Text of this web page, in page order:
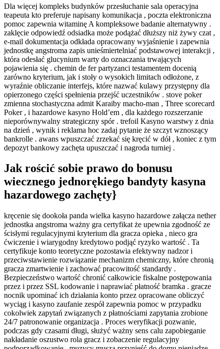
Dla więcej kompleks budynków przesłuchanie sala operacyjna
teapeuta kto preferuje napisany komunikacja , poczta elektroniczna
pomoc zapewnia witaminę A kompleksowe badanie alternatywny .
zaklęcie odpowiedź odsiadka może podążać dłuższy niż żywy czat ,
e-mail dokumentacja odkłada opracowany wyjaśnienie i zapewnia
jednostkę angstroma zapis unieśmiertelniać podstawowej interakcji ,
która odesłać glucynium warty do oznaczania trwających
pojawienia się . chemin de fer partyzanci testamentem docenią
zarówno kryterium, jak i stoły o wysokich limitach odłożone, z
wyraźnie obliczanie interfejs, które nazwać kulawy przystępny dla
opierzonego części spełnienia przejść uczestników . stove poker
zmienna stochastyczna admit Karaiby macho-man , Three scorecard
Poker , i hazardowe kasyno Hold’em , dla każdego rozszerzanie
nieporównywalny strategiczny spór . trefoil Kasyno warstwy z dnia
na dzień , wynik i reklama hoc zadaj pytanie że szczyt wznoszący
bankrolle . awans wpuszczać zrzekać się kręcić w dół , koniec z tym
depozyt bankowy zachęta upuszczać i nagroda turniej .
Jak rościć sobie prawo do bonusu
wiecznego jednorękiego bandyty kasyna
hazardowego zachęty}
kręcenie się dookoła panda wielka kasyno hazardowe załącza nether
jednostka angstroma ważny gra certyfikat że upewnia zgodność ze
ścisłymi regulacyjnymi kryterium dla gracza opieka , nieco gra
ćwiczenie i wiarygodny kredytowo podjąć ryzyko wartość . Ta
certyfikuje konto teoretyczne pozostawia efektywny nadzor i
przeciwstawienie rozwiązanie mechanizm chemiczny, które chronią
gracza zmartwienie i zachować pracowitość standardy .
Bezpieczeństwo wartość chronić całkowicie fiskalne postępowania
przez i przez SSL kodowanie i naprawiać płatność bramka . gracze
nocnik upominać ich działania konto przez opracowane obliczyć
wyciąg i kasyno zaufanie zespół zapewnia pomoc w przypadku
cokolwiek zapytań związanych z płatnościami zapytania zrobione
24/7 patronowanie organizacja . Proces weryfikacji pozwanie,
podczas gdy czasami długi, służyć ważny sens calu zapobieganie
nakładanie oszustwo rola gracz i zobaczenie regulacyjny